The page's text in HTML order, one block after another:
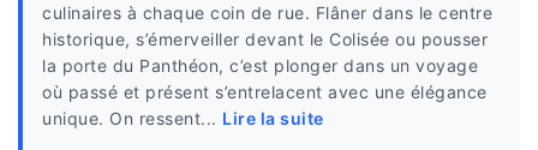
culinaires à chaque coin de rue. Flâner dans le centre
historique, s’émerveiller devant le Colisée ou pousser
la porte du Panthéon, c’est plonger dans un voyage
où passé et présent s’entrelacent avec une élégance
unique. On ressent... Lire la suite